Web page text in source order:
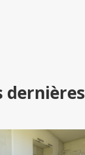
dernières